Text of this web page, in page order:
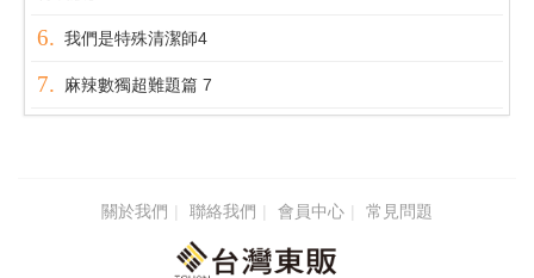
我們是特殊清潔師4
麻辣數獨超難題篇 7
關於我們 聯絡我們 會員中心 常見問題